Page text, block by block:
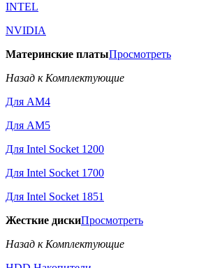
INTEL
NVIDIA
Материнские платыПросмотреть
Назад к Комплектующие
Для AM4
Для AM5
Для Intel Socket 1200
Для Intel Socket 1700
Для Intel Socket 1851
Жесткие дискиПросмотреть
Назад к Комплектующие